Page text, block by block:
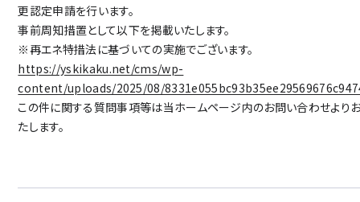
更認定申請を行います。
事前周知措置として以下を掲載いたします。
※再エネ特措法に基づいての実施でございます。
https://yskikaku.net/cms/wp-
content/uploads/2025/08/
この件に関する質問事項等は当ホームページ内のお問い合わせより
たします。